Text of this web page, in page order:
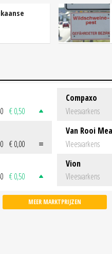
€ 0,50
€ 0,00
€ 0,50
Compaxo
Vleesvarkens
Van Rooi
Vleesvarkens
Vion
Vleesvarkens
MEER MARKTPRIJZEN